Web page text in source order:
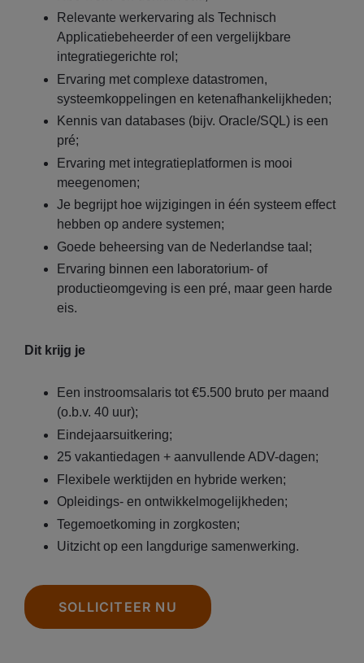
Relevante werkervaring als Technisch
Applicatiebeheerder of een vergelijkbare
integratiegerichte rol;
Ervaring met complexe datastromen,
systeemkoppelingen en ketenafhankelijkheden;
Kennis van databases (bijv. Oracle/SQL) is een
pré;
Ervaring met integratieplatformen is mooi
meegenomen;
Je begrijpt hoe wijzigingen in één systeem effect
hebben op andere systemen;
Goede beheersing van de Nederlandse taal;
Ervaring binnen een laboratorium- of
productieomgeving is een pré, maar geen harde
eis.
Dit krijg je
Een instroomsalaris tot €5.500 bruto per maand
(o.b.v. 40 uur);
Eindejaarsuitkering;
25 vakantiedagen + aanvullende ADV-dagen;
Flexibele werktijden en hybride werken;
Opleidings- en ontwikkelmogelijkheden;
Tegemoetkoming in zorgkosten;
Uitzicht op een langdurige samenwerking.
SOLLICITEER NU